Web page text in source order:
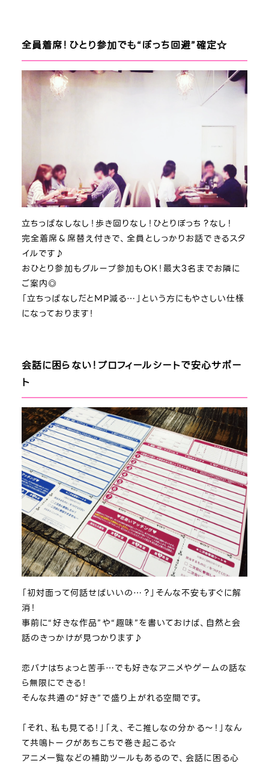
全員着席！ひとり参加でも“ぼっち回避”確定☆
立ちっぱなしなし！歩き回りなし！ひとりぼっち？なし！
完全着席＆席替え付きで、全員としっかりお話できるスタ
イルです♪
おひとり参加もグループ参加もOK！最大3名までお隣に
ご案内◎
「立ちっぱなしだとMP減る…」という方にもやさしい仕様
になっております！
会話に困らない！プロフィールシートで安心サポー
ト
「初対面って何話せばいいの…？」そんな不安もすぐに解
消！
事前に“好きな作品”や“趣味”を書いておけば、自然と会
話のきっかけが見つかります♪
恋バナはちょっと苦手…でも好きなアニメやゲームの話な
ら無限にできる！
そんな共通の“好き”で盛り上がれる空間です。
「それ、私も見てる！」「え、そこ推しなの分かる～！」なん
て共鳴トークがあちこちで巻き起こる☆
アニメ一覧などの補助ツールもあるので、会話に困る心